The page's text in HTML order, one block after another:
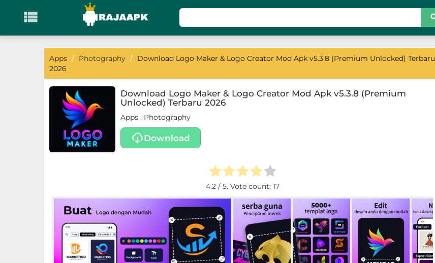

KATEGORI
GamesApps / Photography / Download Logo Maker & Logo Creator Mod Apk v5.3.8 (Premium Unlocked) Terbaru
2026
Download Logo Maker & Logo Creator Mod Apk v5.3.8 (Premium
Unlocked) Terbaru 2026
Apps , Photography
Download
4.2/ 5. Vote count: 17